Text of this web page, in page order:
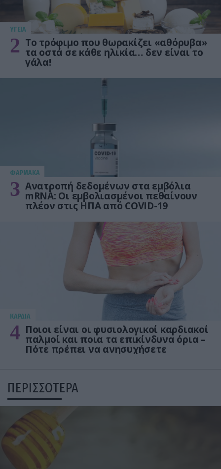
ΥΓΕΙΑ
2 Το τρόφιμο που θωρακίζει «αθόρυβα»
τα οστά σε κάθε ηλικία… δεν είναι το
γάλα!
ΦΑΡΜΑΚΑ
3 Ανατροπή δεδομένων στα εμβόλια
mRNA: Οι εμβολιασμένοι πεθαίνουν
πλέον στις ΗΠΑ από COVID-19
KΑΡΔΙΑ
4 Ποιοι είναι οι φυσιολογικοί καρδιακοί
παλμοί και ποια τα επικίνδυνα όρια –
Πότε πρέπει να ανησυχήσετε
ΠΕΡΙΣΣΟΤΕΡΑ